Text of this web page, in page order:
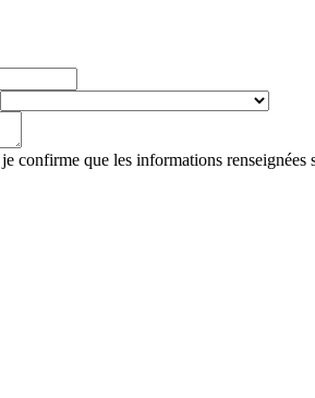
confirme que les informations renseignées